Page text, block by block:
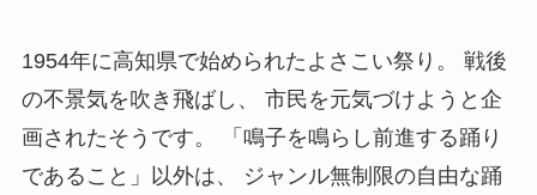
1954年に高知県で始められたよさこい祭り。 戦後
の不景気を吹き飛ばし、 市民を元気づけようと企
画されたそうです。 「鳴子を鳴らし前進する踊り
であること」以外は、 ジャンル無制限の自由な踊